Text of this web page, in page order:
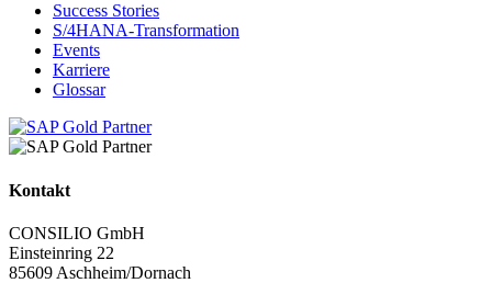
Success Stories
S/4HANA-Transformation
Events
Karriere
Glossar
Kontakt
CONSILIO GmbH
Einsteinring 22
85609 Aschheim/Dornach